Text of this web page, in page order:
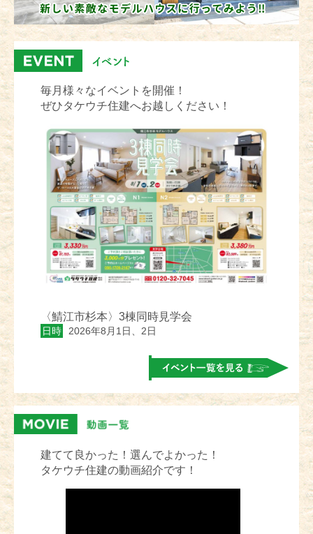
毎月様々なイベントを開催！
ぜひタケウチ住建へお越しください！
〈鯖江市杉本〉3棟同時見学会
日時 2026年8月1日、2日
建てて良かった！選んでよかった！
タケウチ住建の動画紹介です！